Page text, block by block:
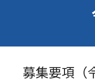
募集要項（